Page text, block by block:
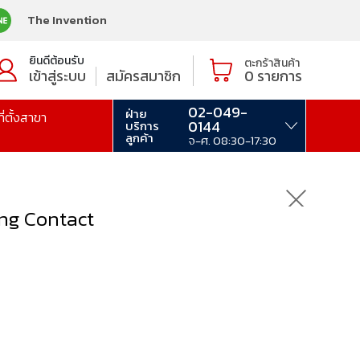
The Invention
ยินดีต้อนรับ
เข้าสู่ระบบ สมัครสมาชิก
ตะกร้าสินค้า
0 รายการ
ตั้งสาขา ฝ่าย
บริการ
ลูกค้า
02-049-
0144
จ-ศ. 08:30-17:30
Contact